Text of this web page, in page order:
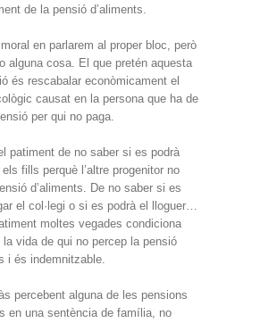
de la pensió d’aliments.
en parlarem al proper bloc, però
alguna cosa. El que pretén aquesta
és rescabalar econòmicament el
causat en la persona que ha de
per qui no paga.
patiment de no saber si es podrà
fills perquè l’altre progenitor no
d’aliments. De no saber si es
el col·legi o si es podrà el lloguer…
moltes vegades condiciona
vida de qui no percep la pensió
i és indemnitzable.
percebent alguna de les pensions
en una sentència de família, no